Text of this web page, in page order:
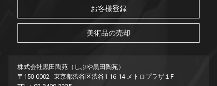
お客様登録
美術品の売却
株式会社黒田陶苑（しぶや黒田陶苑）
〒150-0002 東京都渋谷区渋谷1-16-14 メトロプラザ１F